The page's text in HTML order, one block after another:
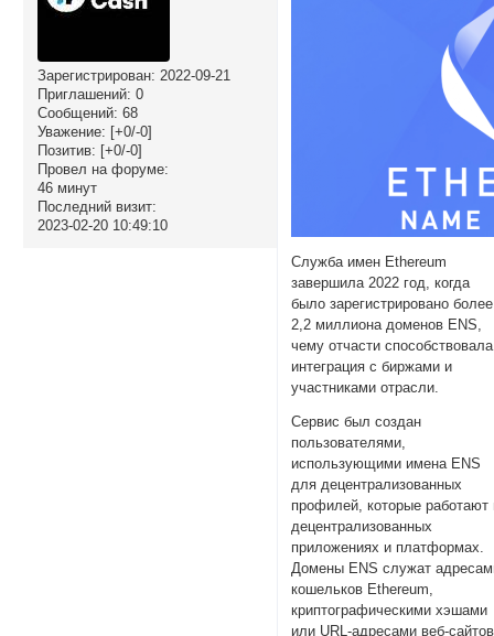
Зарегистрирован: 2022-09-21
Приглашений: 0
Сообщений: 68
Уважение: [+0/-0]
Позитив: [+0/-0]
Провел на форуме:
46 минут
Последний визит:
2023-02-20 10:49:10
Служба имен Ethereum
завершила 2022 год, когда
было зарегистрировано более
2,2 миллиона доменов ENS,
чему отчасти способствовала
интеграция с биржами и
участниками отрасли.
Сервис был создан
пользователями,
использующими имена ENS
для децентрализованных
профилей, которые работают
децентрализованных
приложениях и платформах.
Домены ENS служат
кошельков Ethereum,
криптографическими хэшами
или URL-адресами веб-сайтов